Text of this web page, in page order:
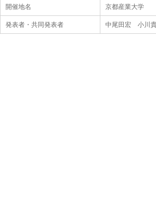
開催地名 京都産業大学
発表者・共同発表者 中尾田宏 小川